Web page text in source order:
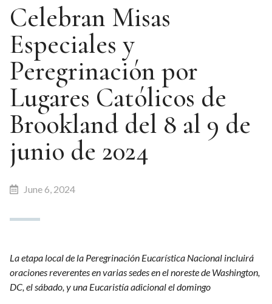
Celebran Misas
Especiales y
Peregrinación por
Lugares Católicos de
Brookland del 8 al 9 de
junio de 2024
June 6, 2024
La etapa local de la Peregrinación Eucarística Nacional incluirá
oraciones reverentes en varias sedes en el noreste de Washington,
DC, el sábado, y una Eucaristía adicional el domingo